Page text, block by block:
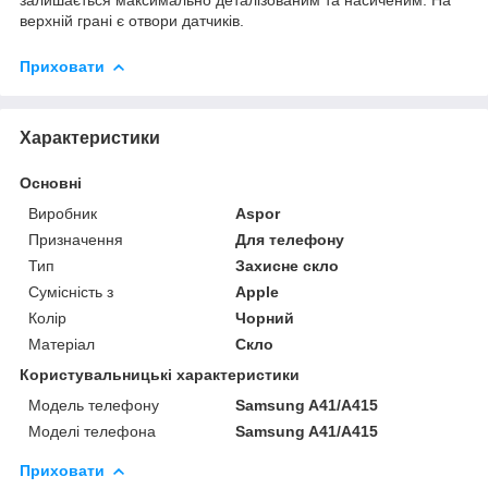
верхній грані є отвори датчиків.
Приховати
Характеристики
Основні
Виробник
Aspor
Призначення
Для телефону
Тип
Захисне скло
Сумісність з
Apple
Колір
Чорний
Матеріал
Скло
Користувальницькі характеристики
Модель телефону
Samsung A41/A415
Моделі телефона
Samsung A41/A415
Приховати